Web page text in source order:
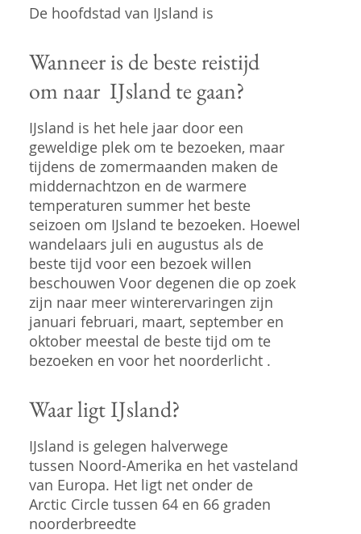
De hoofdstad van IJsland is
Wanneer is de beste reistijd
om naar IJsland te gaan?
IJsland is het hele jaar door een
geweldige plek om te bezoeken, maar
tijdens de zomermaanden maken de
middernachtzon en de warmere
temperaturen summer het beste
seizoen om IJsland te bezoeken. Hoewel
wandelaars juli en augustus als de
beste tijd voor een bezoek willen
beschouwen Voor degenen die op zoek
zijn naar meer winterervaringen zijn
januari februari, maart, september en
oktober meestal de beste tijd om te
bezoeken en voor het noorderlicht .
Waar ligt IJsland?
IJsland is gelegen halverwege
tussen Noord-Amerika en het vasteland
van Europa. Het ligt net onder de
Arctic Circle tussen 64 en 66 graden
noorderbreedte